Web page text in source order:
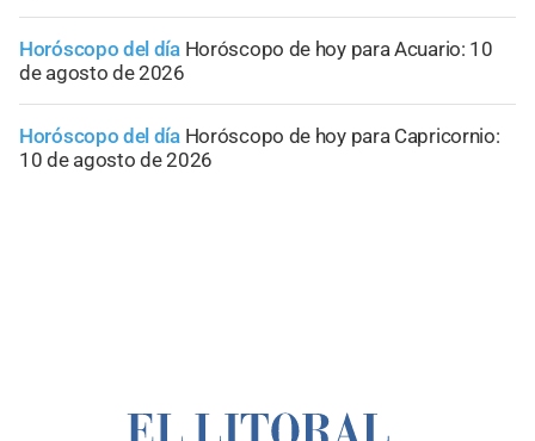
Horóscopo del día Horóscopo de hoy para Acuario: 10
de agosto de 2026
Horóscopo del día Horóscopo de hoy para Capricornio:
10 de agosto de 2026